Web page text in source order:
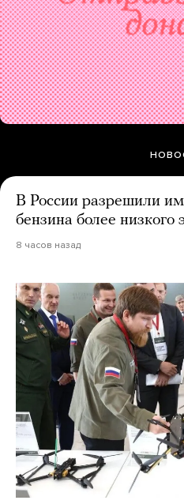
В России разрешили
бензина более низкого
8 часов назад